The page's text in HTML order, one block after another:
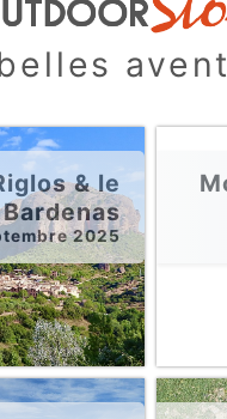
& le
2025